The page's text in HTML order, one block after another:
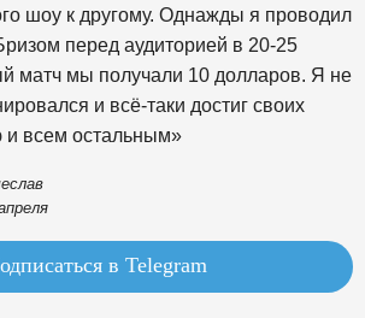
шоу к другому. Однажды я проводил
перед аудиторией в 20-25
матч мы получали 10 долларов. Я не
и всё-таки достиг своих
и всем остальным»
в Telegram